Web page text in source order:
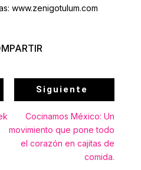
www.zenigotulum.com
Siguiente
Cocinamos México: Un
movimiento que pone todo
el corazón en cajitas de
comida.